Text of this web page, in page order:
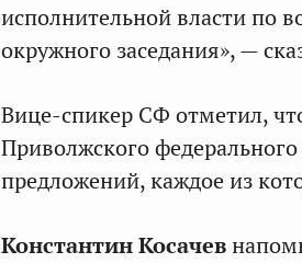
исполнительной власти по
окружного заседания», —
Вице-спикер СФ отметил,
Приволжского
предложений, каждое из
Константин Косачев